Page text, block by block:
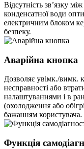
Відсутність зв’язку
конденсатної води
електричним блоком
безпеку.
Аварійна кнопка
Дозволяє увімк./вимк.
несправності або
налаштуваннями і в
(охолодження або
бажанням користувача.
Функція